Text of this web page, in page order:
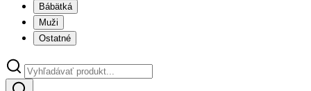
Bábätká
Muži
Ostatné